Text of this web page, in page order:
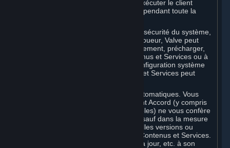
Steam et vous pouvez être tenu(e) d'exécuter le client
Steam et d'être connecté(e) à Internet pendant toute la
Pour des raisons liées notamment à la sécurité du système,
à la stabilité et à l'interopérabilité multijoueur, Valve peut
être amené à mettre à jour automatiquement, précharger,
créer de nouvelles versions des Contenus et Services ou à
les améliorer, et par conséquent, la configuration système
requise pour l'utilisation des Contenus et Services peut
Vous acceptez lesdites mises à jour automatiques. Vous
reconnaissez par ailleurs que le présent Accord (y compris
les Conditions de Souscription applicables) ne vous confère
aucun droit à exiger des mises à jour (sauf dans la mesure
requise par la loi applicable), de nouvelles versions ou
d'autres améliorations apportées aux Contenus et Services.
Valve décide de fournir lesdites mises à jour, etc. à son